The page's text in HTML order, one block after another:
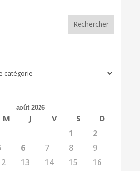
août 2026
M J V S
D
1
2
6 7 8
9
13 14 15
16